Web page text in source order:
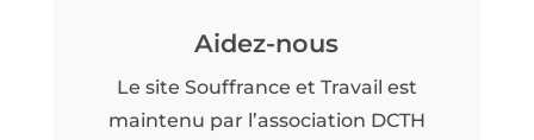
Aidez-nous
Le site Souffrance et Travail est
maintenu par l’association DCTH